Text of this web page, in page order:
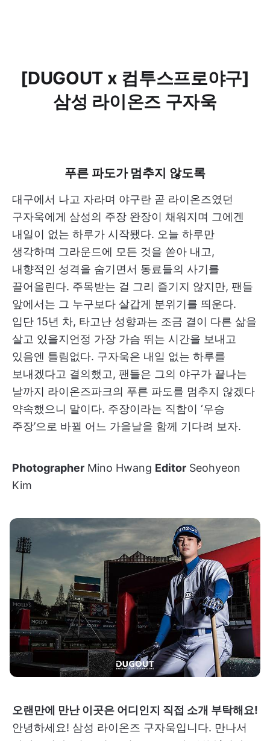
[DUGOUT x 컴투스프로야구]
삼성 라이온즈 구자욱
푸른 파도가 멈추지 않도록
대구에서 나고 자라며 야구란 곧 라이온즈였던
구자욱에게 삼성의 주장 완장이 채워지며 그에겐
내일이 없는 하루가 시작됐다. 오늘 하루만
생각하며 그라운드에 모든 것을 쏟아 내고,
내향적인 성격을 숨기면서 동료들의 사기를
끌어올린다. 주목받는 걸 그리 즐기지 않지만, 팬들
앞에서는 그 누구보다 살갑게 분위기를 띄운다.
입단 15년 차, 타고난 성향과는 조금 결이 다른 삶을
살고 있을지언정 가장 가슴 뛰는 시간을 보내고
있음엔 틀림없다. 구자욱은 내일 없는 하루를
보내겠다고 결의했고, 팬들은 그의 야구가 끝나는
날까지 라이온즈파크의 푸른 파도를 멈추지 않겠다
약속했으니 말이다. 주장이라는 직함이 ‘우승
주장’으로 바뀔 어느 가을날을 함께 기다려 보자.
Photographer Mino Hwang Editor Seohyeon
Kim
오랜만에 만난 이곳은 어디인지 직접 소개 부탁해요!
안녕하세요! 삼성 라이온즈 구자욱입니다. 만나서